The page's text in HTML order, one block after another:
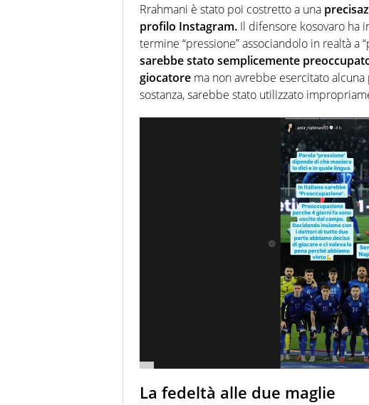
Rrahmani è stato poi costretto a una
profilo Instagram. Il difensore kosovaro ha
termine “pressione” associandolo in realtà a
sarebbe stato semplicemente
giocatore ma non avrebbe esercitato
sostanza, sarebbe stato utilizzato
La fedeltà alle due maglie